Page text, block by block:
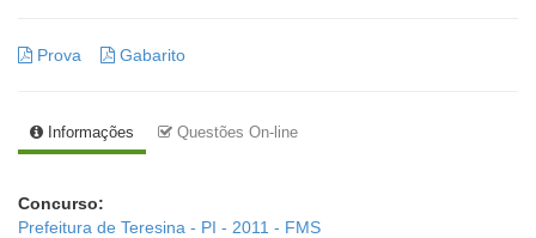
Prova Gabarito
Informações Questões On-line
Concurso:
Prefeitura de Teresina - PI - 2011 - FMS